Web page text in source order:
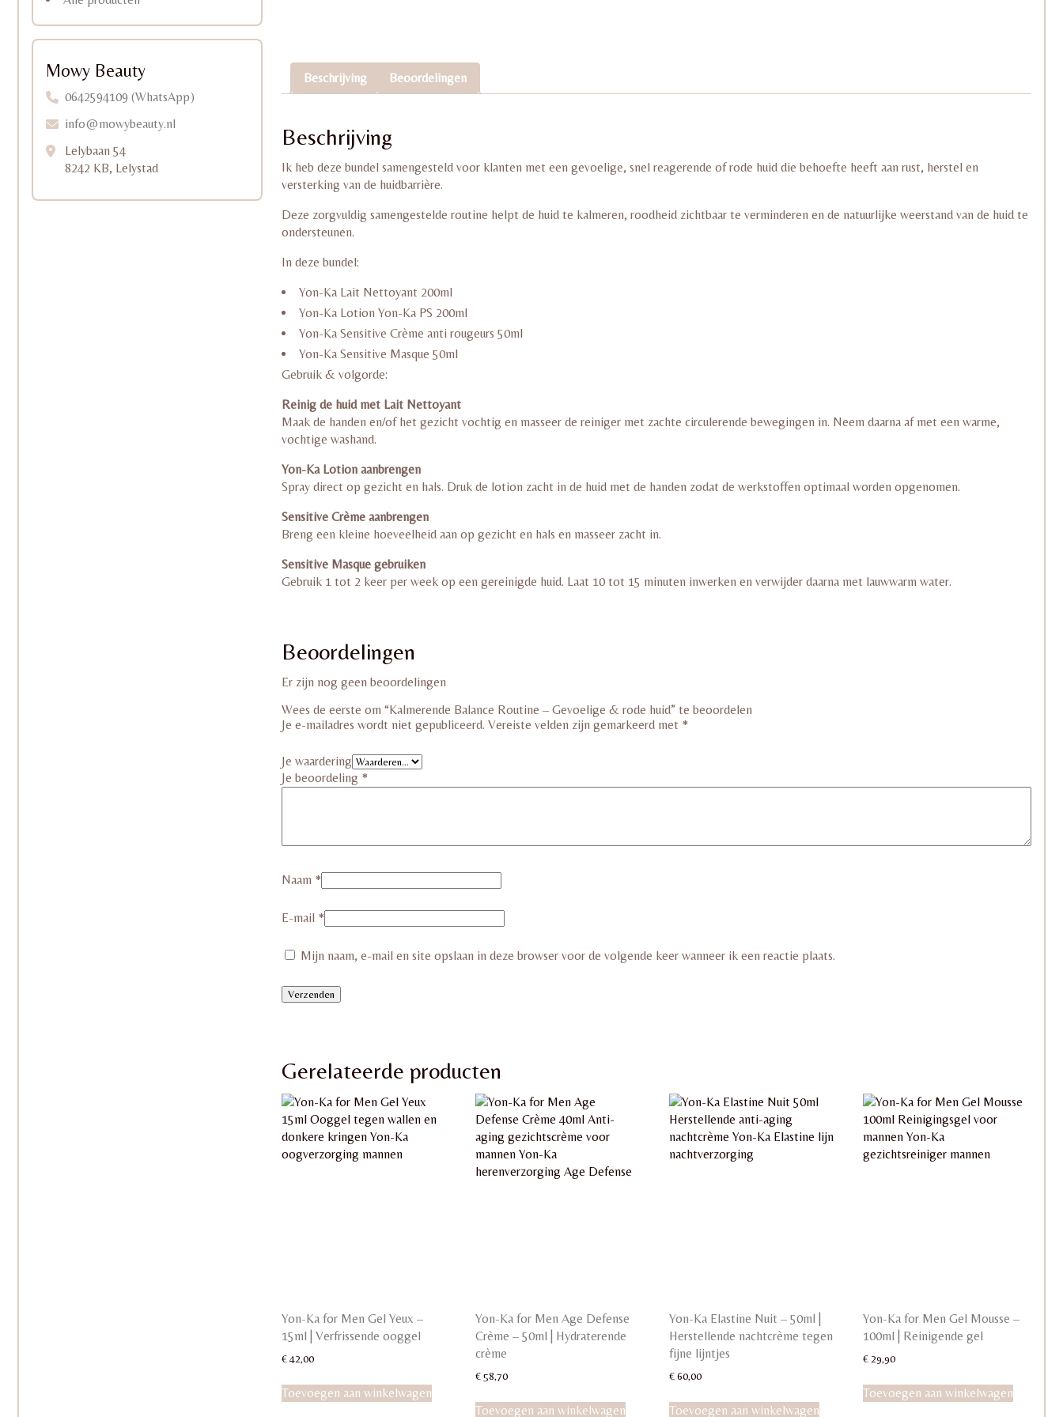
Mowy Beauty
0642594109 (WhatsApp)
info@mowybeauty.nl
Lelybaan 54
8242 KB, Lelystad
Beschrijving Beoordelingen
Beschrijving
Ik heb deze bundel samengesteld voor klanten met een gevoelige, snel reagerende of rode huid die behoefte heeft aan rust, herstel en
versterking van de huidbarrière.
Deze zorgvuldig samengestelde routine helpt de huid te kalmeren, roodheid zichtbaar te verminderen en de natuurlijke weerstand van de huid te
ondersteunen.
In deze bundel:
Yon-Ka Lait Nettoyant 200ml
Yon-Ka Lotion Yon-Ka PS 200ml
Yon-Ka Sensitive Crème anti rougeurs 50ml
Yon-Ka Sensitive Masque 50ml
Gebruik & volgorde:
Reinig de huid met Lait Nettoyant
Maak de handen en/of het gezicht vochtig en masseer de reiniger met zachte circulerende bewegingen in. Neem daarna af met een warme,
vochtige washand.
Yon-Ka Lotion aanbrengen
Spray direct op gezicht en hals. Druk de lotion zacht in de huid met de handen zodat de werkstoffen optimaal worden opgenomen.
Sensitive Crème aanbrengen
Breng een kleine hoeveelheid aan op gezicht en hals en masseer zacht in.
Sensitive Masque gebruiken
Gebruik 1 tot 2 keer per week op een gereinigde huid. Laat 10 tot 15 minuten inwerken en verwijder daarna met lauwwarm water.
Beoordelingen
Er zijn nog geen beoordelingen
Wees de eerste om “Kalmerende Balance Routine – Gevoelige & rode huid” te beoordelen
Je e-mailadres wordt niet gepubliceerd. Vereiste velden zijn gemarkeerd met *
Je waardering
Je beoordeling *
Naam *
E-mail *
Mijn naam, e-mail en site opslaan in deze browser voor de volgende keer wanneer ik een reactie plaats.
Gerelateerde producten
Yon-Ka for Men Gel Yeux –
15ml | Verfrissende ooggel
€42,00
Toevoegen aan winkelwagen
Yon-Ka for Men Age Defense
Crème – 50ml | Hydraterende
crème
€58,70
Toevoegen aan winkelwagen
Yon-Ka Elastine Nuit – 50ml |
Herstellende nachtcrème tegen
fijne lijntjes
€60,00
Toevoegen aan winkelwagen
Yon-Ka for Men Gel Mousse –
100ml | Reinigende gel
€ 29,90
Toevoegen aan winkelwagen